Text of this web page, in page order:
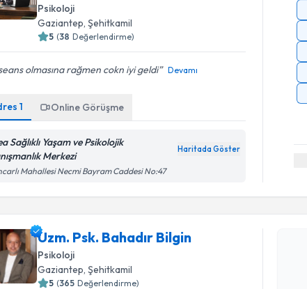
Psikoloji
Gaziantep , Şehitkamil
5 (38 Değerlendirme)
olmasına rağmen cokn iyi geldi Devamı
1 Online Görüşme
Sağlıklı Yaşam ve Psikolojik
Merkezi
Haritada Göster
Mahallesi Necmi Bayram Caddesi No:47
Uzm. Psk. Bahadır Bilgin
Psikoloji
Gaziantep , Şehitkamil
5 (365 Değerlendirme)